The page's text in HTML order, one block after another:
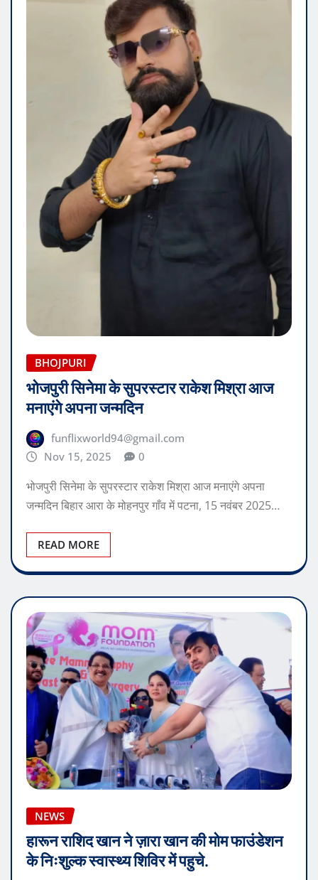
BHOJPURI
भोजपुरी सिनेमा के सुपरस्टार राकेश मिश्रा आज
मनाएंगे अपना जन्मदिन
funflixworld94@gmail.com
Nov 15, 2025
0
भोजपुरी सिनेमा के सुपरस्टार राकेश मिश्रा आज मनाएंगे अपना
जन्मदिन बिहार आरा के मोहनपुर गाँव में पटना, 15 नवंबर 2025…
READ MORE
NEWS